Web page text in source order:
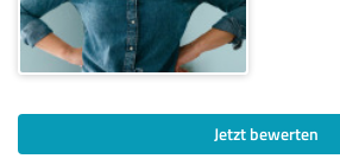
Jetzt bewerten